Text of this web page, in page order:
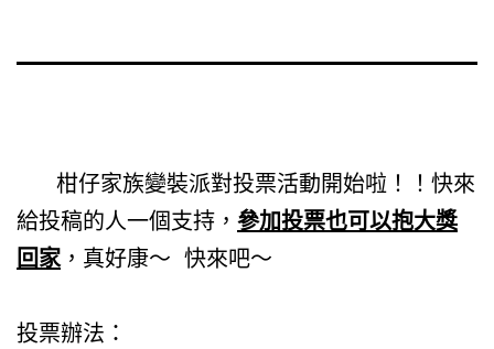
柑仔家族變裝派對投票活動開始啦！！ 快來
給投稿的人一個支持， 參加投票也可以抱大獎
回家，真好康～ 快來吧～
投票辦法：